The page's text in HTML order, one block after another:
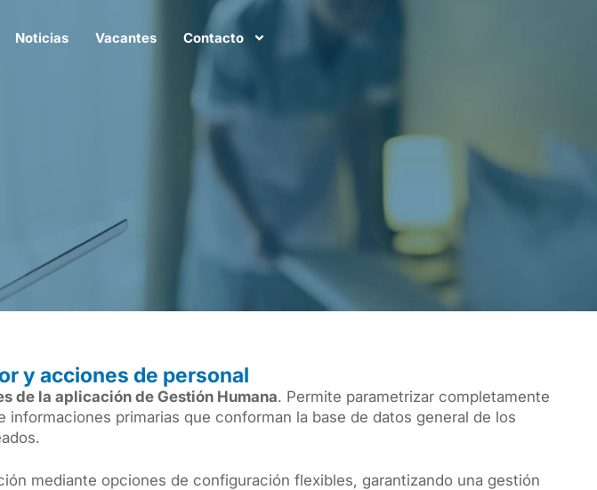
Noticias Vacantes Contacto
y acciones de personal
de la aplicación de Gestión Humana. Permite parametrizar completamente
primarias que conforman la base de datos general de los
mediante opciones de configuración flexibles, garantizando una gestión